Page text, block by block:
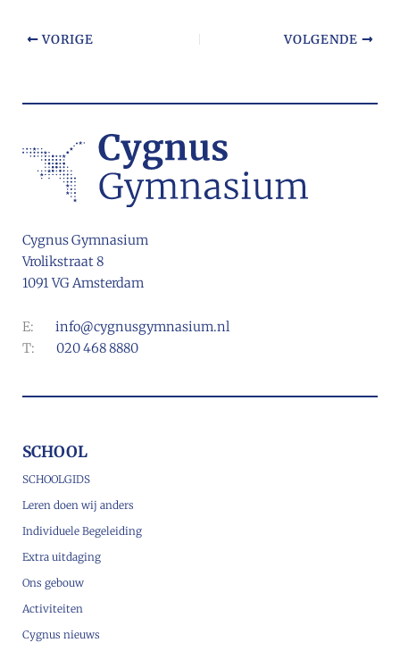
VORIGE VOLGENDE
Cygnus Gymnasium
Vrolikstraat 8
1091 VG Amsterdam
E: info@cygnusgymnasium.nl
T: 020 468 8880
SCHOOL
SCHOOLGIDS
Leren doen wij anders
Individuele Begeleiding
Extra uitdaging
Ons gebouw
Activiteiten
Cygnus nieuws